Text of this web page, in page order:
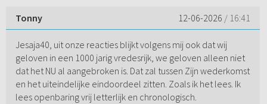
Tonny 12-06-2026 / 16:41
Jesaja40, uit onze reacties blijkt volgens mij ook dat wij
geloven in een 1000 jarig vredesrijk, we geloven alleen niet
dat het NU al aangebroken is. Dat zal tussen Zijn wederkomst
en het uiteindelijke eindoordeel zitten. Zoals ik het lees. Ik
lees openbaring vrij letterlijk en chronologisch.